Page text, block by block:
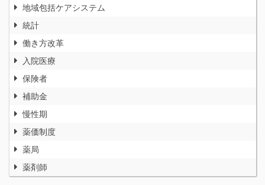
地域包括ケアシステム
統計
働き方改革
入院医療
保険者
補助金
慢性期
薬価制度
薬局
薬剤師